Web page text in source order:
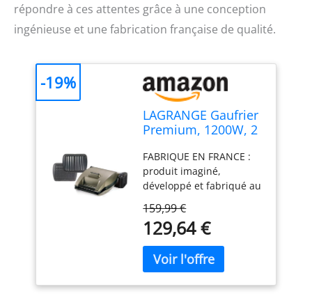
répondre à ces attentes grâce à une conception
ingénieuse et une fabrication française de qualité.
LAGRANGE Gaufrier
Premium, 1200W, 2
inclus (Gaufre &
Croque Monsieur),
Fabriqué en France,
Réversible sur son
socle, Cuisson
personnalisée,
Plaques amovibles,
Multifonction,
019422
FABRIQUE EN FRANCE :
produit imaginé,
développé et fabriqué au
de la région lyonnaise UN
APPAREIL D'EXPERT :
possibilité de
personnaliser la finition
de la gaufre, choix de sa
couleur (clair / foncé) et
159,99 €
129,64 €
-19%